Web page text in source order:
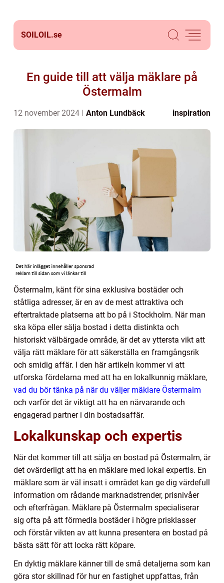
SOILOIL.se
En guide till att välja mäklare på
Östermalm
12 november 2024 Anton Lundbäck inspiration
Östermalm, känt för sina exklusiva bostäder och
ståtliga adresser, är en av de mest attraktiva och
eftertraktade platserna att bo på i Stockholm. När man
ska köpa eller sälja bostad i detta distinkta och
historiskt välbärgade område, är det av yttersta vikt att
välja rätt mäklare för att säkerställa en framgångsrik
och smidig affär. I den här artikeln kommer vi att
utforska fördelarna med att ha en lokalkunnig mäklare,
vad du bör tänka på när du väljer mäklare Östermalm
och varför det är viktigt att ha en närvarande och
engagerad partner i din bostadsaffär.
Lokalkunskap och expertis
När det kommer till att sälja en bostad på Östermalm, är
det ovärderligt att ha en mäklare med lokal expertis. En
mäklare som är väl insatt i området kan ge dig värdefull
information om rådande marknadstrender, prisnivåer
och efterfrågan. Mäklare på Östermalm specialiserar
sig ofta på att förmedla bostäder i högre prisklasser
och förstår vikten av att kunna presentera en bostad på
bästa sätt för att locka rätt köpare.
En dyktig mäklare känner till de små detaljerna som kan
göra stor skillnad för hur en fastighet uppfattas, från